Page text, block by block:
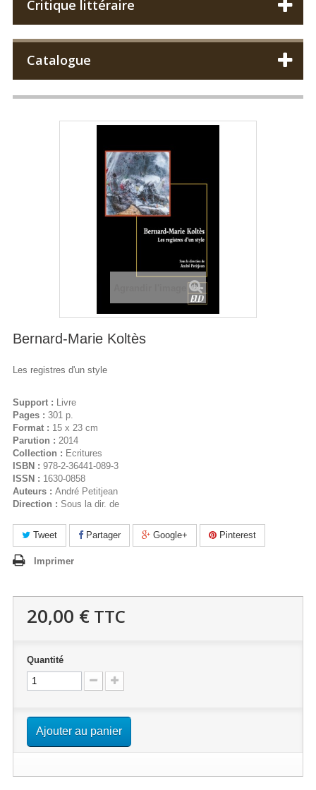
Critique littéraire
Catalogue
Bernard-Marie Koltès
Les registres d'un style
Support : Livre
Pages : 301 p.
Format : 15 x 23 cm
Parution : 2014
Collection : Ecritures
ISBN : 978-2-36441-089-3
ISSN : 1630-0858
Auteurs : André Petitjean
Direction : Sous la dir. de
Tweet Partager Google+ Pinterest
Imprimer
20,00 € TTC
Quantité
Ajouter au panier